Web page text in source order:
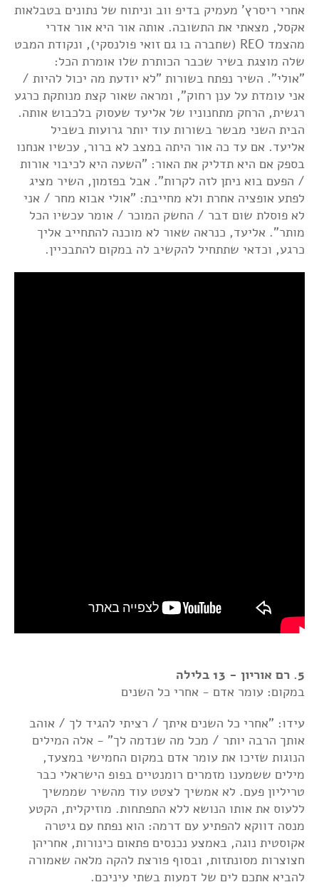
אחרי ריסרץ' מעמיק בדיפ ווב וניתוח של נתונים בטבלאות
אקסל, מצאתי את התשובה. אותה אור היא אור אדרי
מהצמד REO (שחברה בו גם זואי פולנסקי), ונקודת המבט
שלה מוצגת בשיר שכבר הכותרת שלו אומרת הכל:
"אולי". השיר נפתח בשורות "לא יודעת מה יכול להיות /
אני עומדת על ענן רחוק", ומראה שאור קצת מנותקת כרגע
רגשית, הרחק מתחנוניו של אליעד שעסוק בלכבוש אותה.
הבית השני מבשר בשורות עוד יותר גרועות בשביל
אליעד. אם עד כה אור היתה במצב לא ברור, עכשיו אנחנו
בספק אם היא תדליק את האור: "השעה היא לכיבוי אורות
/ הפעם בוא ניתן לזה לקרות". אבל בפזמון, השיר מציג
לפתע אופציה אחרת ולא מחייבת: "אולי אבוא מחר / אני
לא פוסלת שום דבר / החשק המוכר / אומר עכשיו הכל
מותר". אליעד, כנראה שאור לא מוכנה להתחייב אליך
כרגע, וכדאי שתתחיל להקשיב לה במקום להתבכיין.
5. רם אוריון - 13 בלילה
במקום: עומר אדם - אחרי כל השנים
עידו: "אחרי כל השנים איתך / רציתי להגיד לך / אוהב
אותך הרבה יותר / מכל מה שנדמה לך" - אלה המילים
הנוגות שזיכו את עומר אדם במקום החמישי במצעד,
מילים ששמענו מזמרים רומנטיים בפופ הישראלי כבר
טריליון פעם. לא אמשיך לצטט עוד מהשיר שממשיך
ללעוס את אותו הנושא ללא התפתחות. מוזיקלית, הקטע
מנסה דווקא להפתיע עם דרמה: הוא נפתח עם גיטרה
אקוסטית נוגה, באמצע נכנסים פתאום כינורות, אחריהן
חצוצרות מסונתזות, ובסוף פורצת להקה מלאה שאמורה
להביא אתכם לים של דמעות בשתי עיניכם.